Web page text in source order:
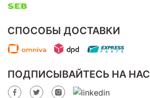
СПОСОБЫ ДОСТАВКИ
ПОДПИСЫВАЙТЕСЬ НА НАС